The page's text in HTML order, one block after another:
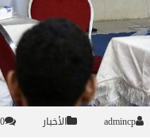
admincp الأخبار 0